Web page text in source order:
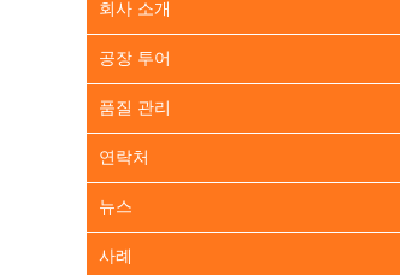
회사 소개
공장 투어
품질 관리
연락처
뉴스
사례